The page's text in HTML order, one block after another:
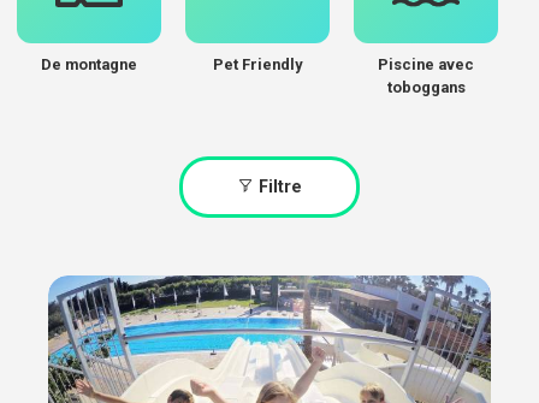
De montagne Pet Friendly
Piscine avec
toboggans
Filtre